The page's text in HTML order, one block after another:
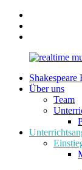
Zum
Inhalt
springen
realtime
Musikunterricht
Shakespeare
Über uns
Team